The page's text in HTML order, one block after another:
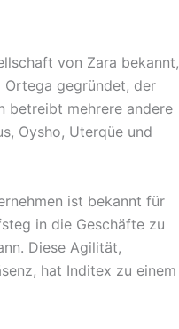
von Zara bekannt,
gegründet, der
betreibt mehrere andere
Oysho, Uterqüe und
ist bekannt für
in die Geschäfte zu
Diese Agilität,
hat Inditex zu einem